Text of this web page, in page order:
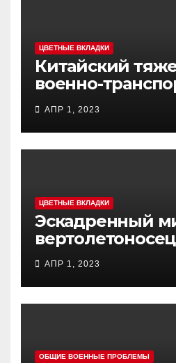
ЦВЕТНЫЕ ВКЛАДКИ
Китайский
военно-
(«ЮНЬ-20»)
АПР 1, 2023
ЦВЕТНЫЕ ВКЛАДКИ
Эскадренный
АПР 1, 2023
ОБЩИЕ ВОЕННЫЕ ПРОБЛЕМЫ